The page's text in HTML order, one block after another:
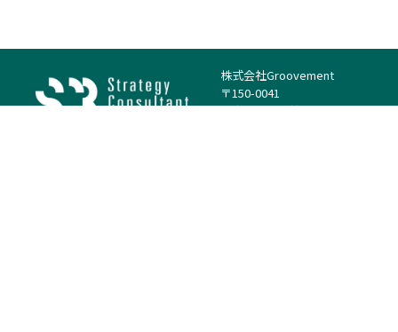
株式会社Groovement
〒150-0041
東京都渋谷区神南1丁目23−14